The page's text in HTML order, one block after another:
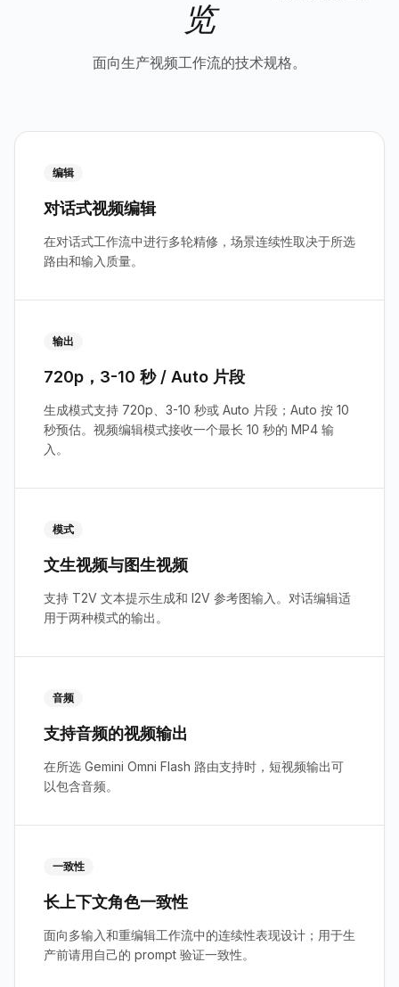
览
面向生产视频工作流的技术规格。
编辑
对话式视频编辑
在对话式工作流中进行多轮精修，场景连续性取决于所选
路由和输入质量。
输出
720p，3-10 秒 / Auto 片段
生成模式支持 720p、3-10 秒或 Auto 片段；Auto 按 10
秒预估。视频编辑模式接收一个最长 10 秒的 MP4 输
入。
模式
文生视频与图生视频
支持 T2V 文本提示生成和 I2V 参考图输入。对话编辑适
用于两种模式的输出。
音频
支持音频的视频输出
在所选 Gemini Omni Flash 路由支持时，短视频输出可
以包含音频。
一致性
长上下文角色一致性
面向多输入和重编辑工作流中的连续性表现设计；用于生
产前请用自己的 prompt 验证一致性。